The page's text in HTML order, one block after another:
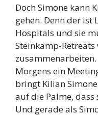
Doch Simone kann
gehen. Denn der ist
Hospitals und sie
Steinkamp-
Morgens ein
bringt Kilian
auf die Palme, dass
Und gerade als